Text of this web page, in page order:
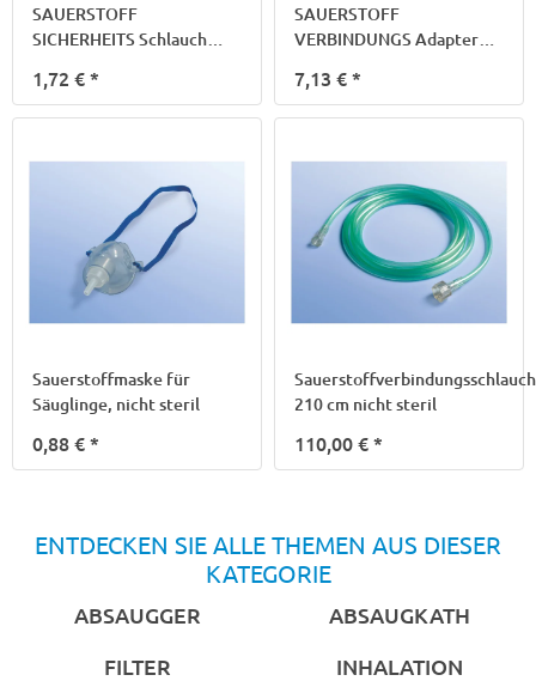
SAUERSTOFF
SICHERHEITS Schlauch
1,72 €*
SAUERSTOFF
VERBINDUNGS Adapter
7,13 €*
Sauerstoffmaske für
Säuglinge, nicht steril
0,88 €*
Sauerstoffverbindungsschlauch
210 cm nicht steril
110,00 €*
ENTDECKEN SIE ALLE THEMEN AUS DIESER
KATEGORIE
ABSAUGGER
ABSAUGKATH
FILTER
INHALATION